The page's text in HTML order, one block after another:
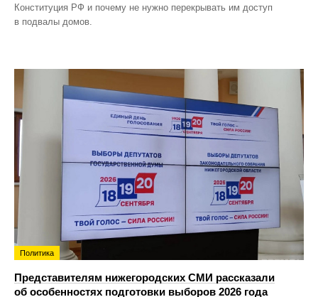
Конституция РФ и почему не нужно перекрывать им доступ
в подвалы домов.
Политика
Представителям нижегородских СМИ рассказали
об особенностях подготовки выборов 2026 года